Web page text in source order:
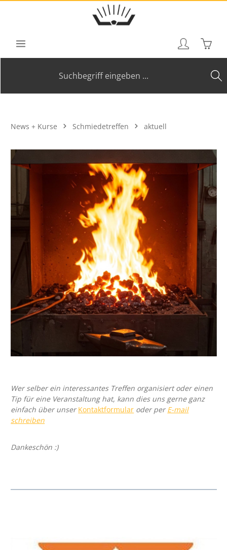
Zum Hauptinhalt springen
News + Kurse Schmiedetreffen aktuell
Wer selber ein interessantes Treffen organisiert oder einen
Tip für eine Veranstaltung hat, kann dies uns gerne ganz
einfach über unserKontaktformular oder perE-mail
schreiben
Dankeschön :)